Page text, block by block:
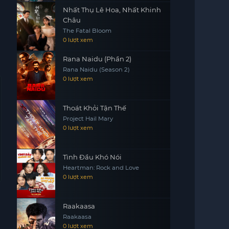
Nhất Thụ Lê Hoa, Nhất Khinh
Châu
The Fatal Bloom
0 lượt xem
Rana Naidu (Phần 2)
Rana Naidu (Season 2)
0 lượt xem
Thoát Khỏi Tận Thế
Project Hail Mary
0 lượt xem
Tình Đầu Khó Nói
Heartman: Rock and Love
0 lượt xem
Raakaasa
Raakaasa
0 lượt xem